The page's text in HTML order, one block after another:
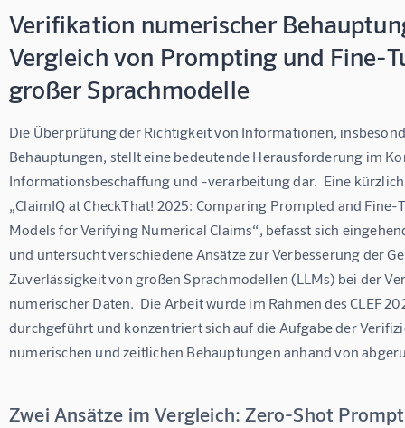
Verifikation numerischer
Vergleich von Prompting und Fine-
großer Sprachmodelle
Die Überprüfung der Richtigkeit von Informationen,
Behauptungen, stellt eine bedeutende Herausforderung im
Informationsbeschaffung und -verarbeitung dar.  Eine
„ClaimIQ at CheckThat! 2025: Comparing Prompted and
Models for Verifying Numerical Claims“, befasst sich
und untersucht verschiedene Ansätze zur Verbesserung der
Zuverlässigkeit von großen Sprachmodellen (LLMs) bei der
numerischer Daten.  Die Arbeit wurde im Rahmen des CLEF
durchgeführt und konzentriert sich auf die Aufgabe der
numerischen und zeitlichen Behauptungen anhand von
Zwei Ansätze im Vergleich: Zero-Shot